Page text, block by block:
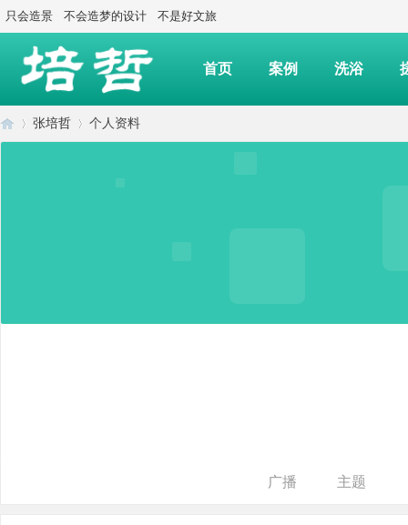
只会造景 不会造梦的设计 不是好文旅
首页 案例 洗浴
张培哲 个人资料
广播 主题